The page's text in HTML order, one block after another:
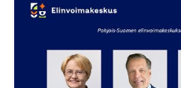
palkatun henkilöstömäärän
henkilötyövuodella.